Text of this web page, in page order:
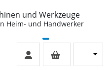
und Werkzeuge
Heim- und Handwerker